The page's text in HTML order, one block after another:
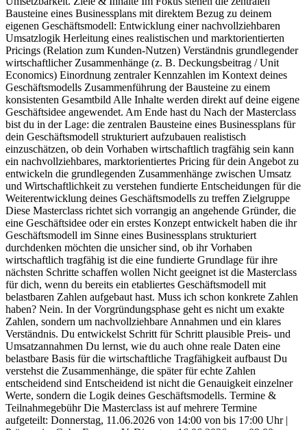
Bausteine eines Businessplans mit direktem Bezug zu deinem
eigenen Geschäftsmodell: Entwicklung einer nachvollziehbaren
Umsatzlogik Herleitung eines realistischen und marktorientierten
Pricings (Relation zum Kunden-Nutzen) Verständnis grundlegender
wirtschaftlicher Zusammenhänge (z. B. Deckungsbeitrag / Unit
Economics) Einordnung zentraler Kennzahlen im Kontext deines
Geschäftsmodells Zusammenführung der Bausteine zu einem
konsistenten Gesamtbild Alle Inhalte werden direkt auf deine eigene
Geschäftsidee angewendet. Am Ende hast du Nach der Masterclass
bist du in der Lage: die zentralen Bausteine eines Businessplans für
dein Geschäftsmodell strukturiert aufzubauen realistisch
einzuschätzen, ob dein Vorhaben wirtschaftlich tragfähig sein kann
ein nachvollziehbares, marktorientiertes Pricing für dein Angebot zu
entwickeln die grundlegenden Zusammenhänge zwischen Umsatz
und Wirtschaftlichkeit zu verstehen fundierte Entscheidungen für die
Weiterentwicklung deines Geschäftsmodells zu treffen Zielgruppe
Diese Masterclass richtet sich vorrangig an angehende Gründer, die
eine Geschäftsidee oder ein erstes Konzept entwickelt haben die ihr
Geschäftsmodell im Sinne eines Businessplans strukturiert
durchdenken möchten die unsicher sind, ob ihr Vorhaben
wirtschaftlich tragfähig ist die eine fundierte Grundlage für ihre
nächsten Schritte schaffen wollen Nicht geeignet ist die Masterclass
für dich, wenn du bereits ein etabliertes Geschäftsmodell mit
belastbaren Zahlen aufgebaut hast. Muss ich schon konkrete Zahlen
haben? Nein. In der Vorgründungsphase geht es nicht um exakte
Zahlen, sondern um nachvollziehbare Annahmen und ein klares
Verständnis. Du entwickelst Schritt für Schritt plausible Preis- und
Umsatzannahmen Du lernst, wie du auch ohne reale Daten eine
belastbare Basis für die wirtschaftliche Tragfähigkeit aufbaust Du
verstehst die Zusammenhänge, die später für echte Zahlen
entscheidend sind Entscheidend ist nicht die Genauigkeit einzelner
Werte, sondern die Logik deines Geschäftsmodells. Termine &
Teilnahmegebühr Die Masterclass ist auf mehrere Termine
aufgeteilt: Donnerstag, 11.06.2026 von 14:00 von bis 17:00 Uhr |